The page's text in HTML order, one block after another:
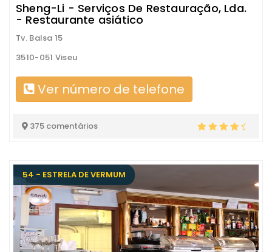
Sheng-Li - Serviços De Restauração, Lda.
- Restaurante asiático
Tv. Balsa 15
3510-051 Viseu
Ver número de telefone
375 comentários
54 - ESTRELA DE VERMUM